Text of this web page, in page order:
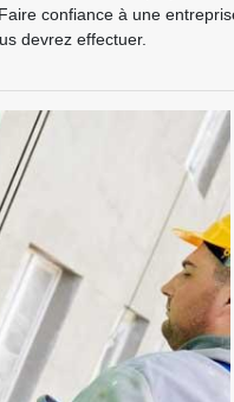
confiance à une
devrez effectuer.